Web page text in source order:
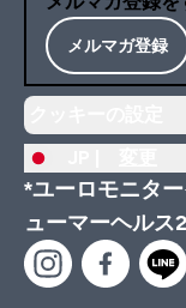
メルマガ登録
*ユーロモニタ
ューマーヘル